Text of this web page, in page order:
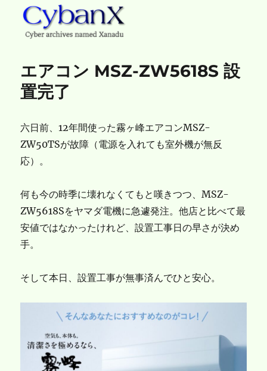
エアコン MSZ-ZW5618S 設
置完了
六日前、12年間使った霧ヶ峰エアコンMSZ-
ZW50TSが故障（電源を入れても室外機が無反
応）。
何も今の時季に壊れなくてもと嘆きつつ、MSZ-
ZW5618Sをヤマダ電機に急遽発注。他店と比べて最
安値ではなかったけれど、設置工事日の早さが決め
手。
そして本日、設置工事が無事済んでひと安心。